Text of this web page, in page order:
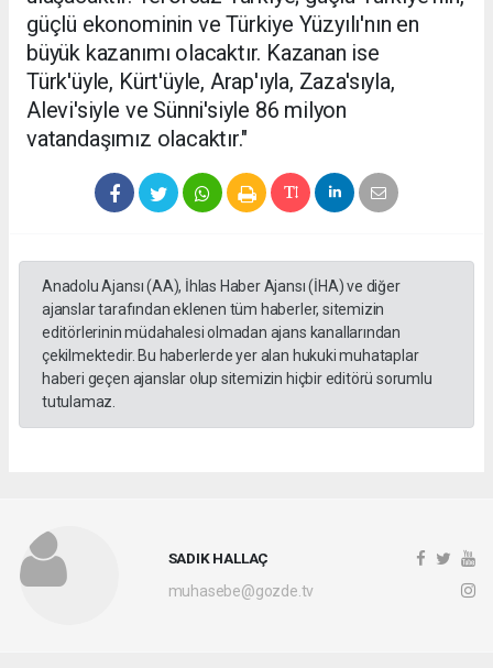
güçlü ekonominin ve Türkiye Yüzyılı'nın en
büyük kazanımı olacaktır. Kazanan ise
Türk'üyle, Kürt'üyle, Arap'ıyla, Zaza'sıyla,
Alevi'siyle ve Sünni'siyle 86 milyon
vatandaşımız olacaktır."
Anadolu Ajansı (AA), İhlas Haber Ajansı (İHA) ve diğer
ajanslar tarafından eklenen tüm haberler, sitemizin
editörlerinin müdahalesi olmadan ajans kanallarından
çekilmektedir. Bu haberlerde yer alan hukuki muhataplar
haberi geçen ajanslar olup sitemizin hiçbir editörü sorumlu
tutulamaz.
SADIK HALLAÇ
muhasebe@gozde.tv